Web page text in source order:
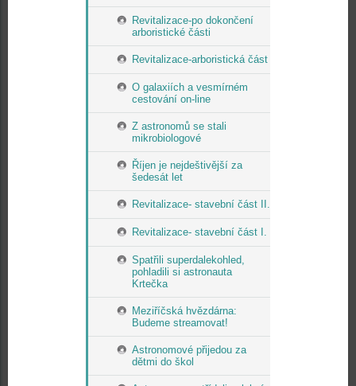
Revitalizace-po dokončení
arboristické části
Revitalizace-arboristická část
O galaxiích a vesmírném
cestování on-line
Z astronomů se stali
mikrobiologové
Říjen je nejdeštivější za
šedesát let
Revitalizace- stavební část II.
Revitalizace- stavební část I.
Spatřili superdalekohled,
pohladili si astronauta
Krtečka
Meziříčská hvězdárna:
Budeme streamovat!
Astronomové přijedou za
dětmi do škol